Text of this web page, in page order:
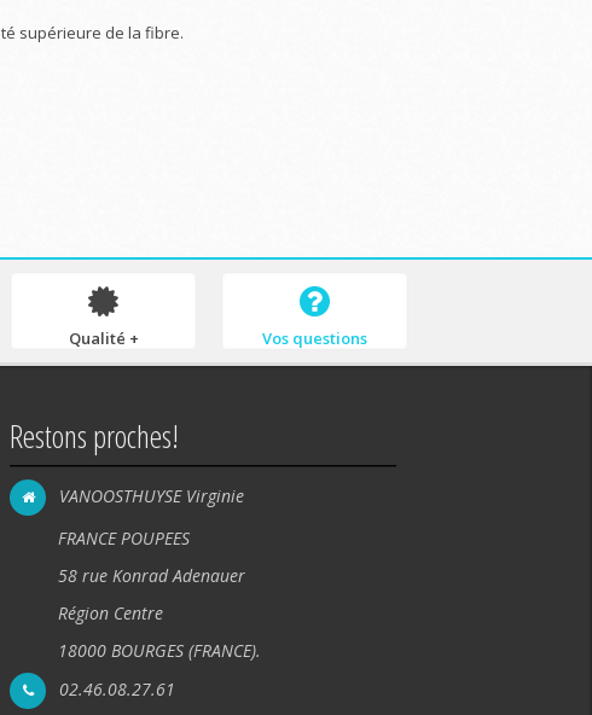
supérieure de la fibre.
Qualité + Vos questions
Restons proches!
VANOOSTHUYSE Virginie
FRANCE POUPEES
58 rue Konrad Adenauer
Région Centre
18000 BOURGES (FRANCE).
02.46.08.27.61